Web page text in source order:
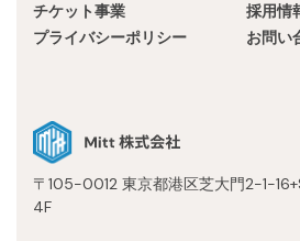
チケット事業
採用情
プライバシーポリシー
お問い
〒105-0012 東京都港区芝大門2-1-
4F